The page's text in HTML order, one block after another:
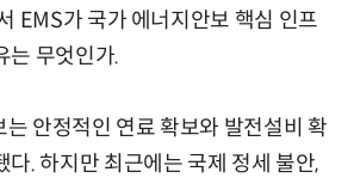
EMS가 국가 에너지안보 핵심 인프
는 무엇인가.
안정적인 연료 확보와 발전설비 확
다. 하지만 최근에는 국제 정세 불안,